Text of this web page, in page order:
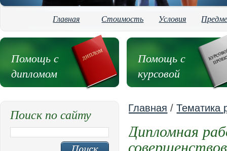
Главная Стоимость Условия
Помощь с
дипломом
Помощь с
курсовой
Главная /Тематика
Дипломная
Поиск по сайту